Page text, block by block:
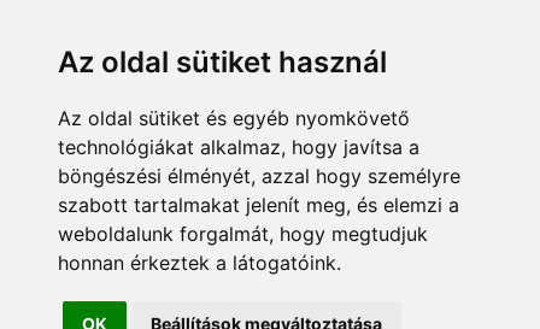
Az oldal sütiket használ
Az oldal sütiket és egyéb nyomkövető
technológiákat alkalmaz, hogy javítsa a
böngészési élményét, azzal hogy személyre
szabott tartalmakat jelenít meg, és elemzi a
weboldalunk forgalmát, hogy megtudjuk
honnan érkeztek a látogatóink.
OK Beállítások megváltoztatása
KISKÖZÖSSÉGI PROGRAM
© 2015, Helyi Kisközösségek Nonprofit Kft. Minden jog fenntartva.
8083 Csákvár, Tersztyánszky Ödön körút 26.
Email:info@kiskozossegek.huTelefon:+36 (1) 372 25 00/6859.
Adószám:23460625-1-07 Cégjegyzékszám:01-09-96660
Bejegyezte:Fővárosi Bíróság
Bemutatkozás